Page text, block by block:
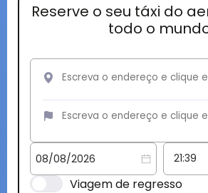
Reserve o seu táxi do
todo o
Viagem de regresso